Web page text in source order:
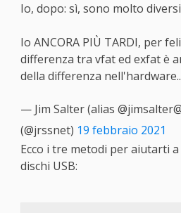
Io, dopo: sì, sono molto
Io ANCORA PIÙ TARDI, per
differenza tra vfat ed exfat è
della differenza
— Jim Salter (alias @
(@jrssnet) 19 febbraio 2021
Ecco i tre metodi per aiutarti
dischi USB: